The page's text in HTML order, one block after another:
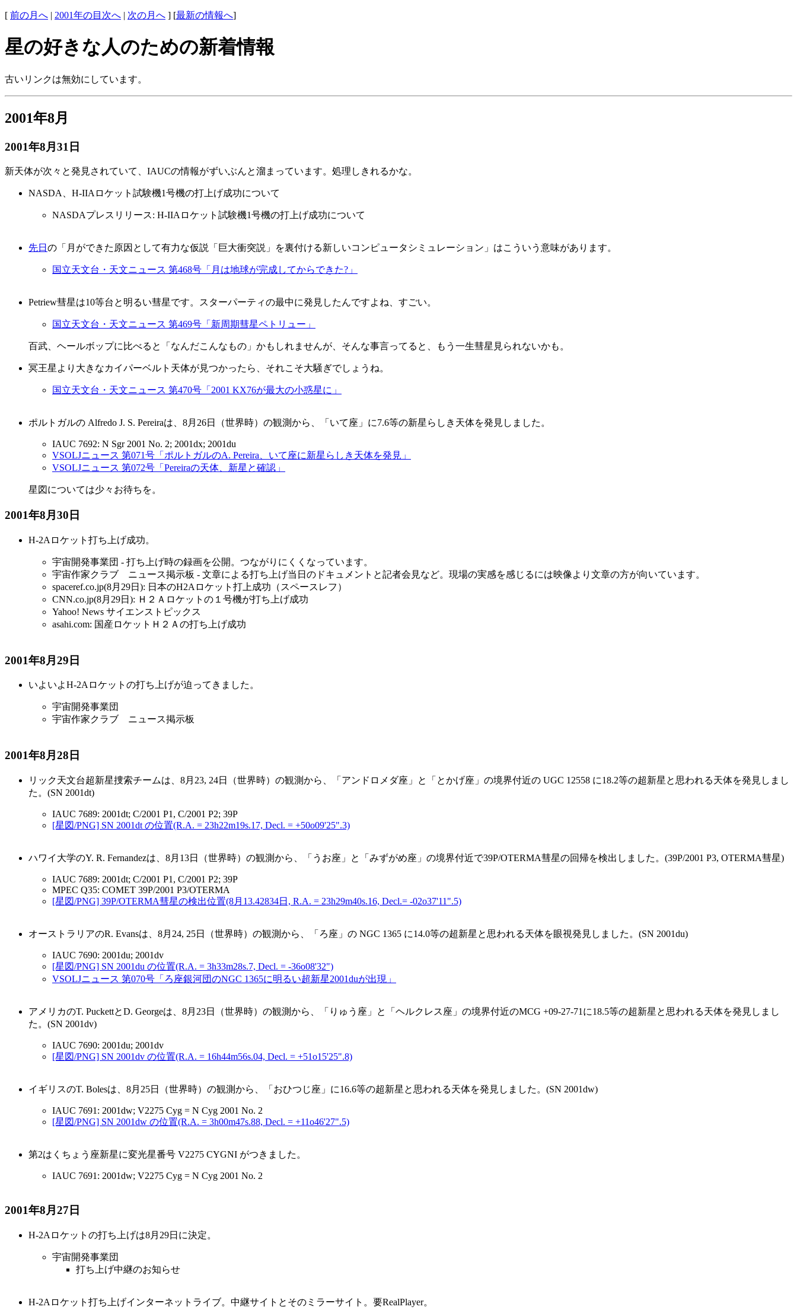
[ 前の月へ | 2001年の目次へ | 次の月へ ] [最新の情報へ]
星の好きな人のための新着情報
古いリンクは無効にしています。
2001年8月
2001年8月31日
新天体が次々と発見されていて、IAUCの情報がずいぶんと溜まっています。処理しきれるかな。
NASDA、H-IIAロケット試験機1号機の打上げ成功について
NASDAプレスリリース: H-IIAロケット試験機1号機の打上げ成功について
先日 の「月ができた原因として有力な仮説「巨大衝突説」を裏付ける新しいコンピュータシミュレーション」はこういう意味があります。
国立天文台・天文ニュース 第468号「月は地球が完成してからできた?」
Petriew彗星は10等台と明るい彗星です。スターパーティの最中に発見したんですよね、すごい。
国立天文台・天文ニュース 第469号「新周期彗星ペトリュー」
百武、ヘールボップに比べると「なんだこんなもの」かもしれませんが、そんな事言ってると、もう一生彗星見られないかも。
冥王星より大きなカイパーベルト天体が見つかったら、それこそ大騒ぎでしょうね。
国立天文台・天文ニュース 第470号「2001 KX76が最大の小惑星に」
ポルトガルの Alfredo J. S. Pereiraは、8月26日（世界時）の観測から、「いて座」に7.6等の新星らしき天体を発見しました。
IAUC 7692: N Sgr 2001 No. 2; 2001dx; 2001du
VSOLJニュース 第071号「ポルトガルのA. Pereira、いて座に新星らしき天体を発見」
VSOLJニュース 第072号「Pereiraの天体、新星と確認」
星図については少々お待ちを。
2001年8月30日
H-2Aロケット打ち上げ成功。
宇宙開発事業団 - 打ち上げ時の録画を公開。つながりにくくなっています。
宇宙作家クラブ ニュース掲示板 - 文章による打ち上げ当日のドキュメントと記者会見など。現場の実感を感じるには映像より文章の方が向いています。
spaceref.co.jp(8月29日): 日本のH2Aロケット打上成功（スペースレフ）
CNN.co.jp(8月29日): Ｈ２Ａロケットの１号機が打ち上げ成功
Yahoo! News サイエンストピックス
asahi.com: 国産ロケットＨ２Ａの打ち上げ成功
2001年8月29日
いよいよH-2Aロケットの打ち上げが迫ってきました。
宇宙開発事業団
宇宙作家クラブ ニュース掲示板
2001年8月28日
リック天文台超新星捜索チームは、8月23, 24日（世界時）の観測から、「アンドロメダ座」と「とかげ座」の境界付近の UGC 12558 に18.2等の超新星と思われる天体を発見しまし
た。(SN 2001dt)
IAUC 7689: 2001dt; C/2001 P1, C/2001 P2; 39P
[星図/PNG] SN 2001dt の位置(R.A. = 23h22m19s.17, Decl. = +50o09'25".3)
ハワイ大学のY. R. Fernandezは、8月13日（世界時）の観測から、「うお座」と「みずがめ座」の境界付近で39P/OTERMA彗星の回帰を検出しました。(39P/2001 P3, OTERMA彗星)
IAUC 7689: 2001dt; C/2001 P1, C/2001 P2; 39P
MPEC Q35: COMET 39P/2001 P3/OTERMA
[星図/PNG] 39P/OTERMA彗星の検出位置(8月13.42834日, R.A. = 23h29m40s.16, Decl.= -02o37'11".5)
オーストラリアのR. Evansは、8月24, 25日（世界時）の観測から、「ろ座」の NGC 1365 に14.0等の超新星と思われる天体を眼視発見しました。(SN 2001du)
IAUC 7690: 2001du; 2001dv
[星図/PNG] SN 2001du の位置(R.A. = 3h33m28s.7, Decl. = -36o08'32")
VSOLJニュース 第070号「ろ座銀河団のNGC 1365に明るい超新星2001duが出現」
アメリカのT. PuckettとD. Georgeは、8月23日（世界時）の観測から、「りゅう座」と「ヘルクレス座」の境界付近のMCG +09-27-71に18.5等の超新星と思われる天体を発見しまし
た。(SN 2001dv)
IAUC 7690: 2001du; 2001dv
[星図/PNG] SN 2001dv の位置(R.A. = 16h44m56s.04, Decl. = +51o15'25".8)
イギリスのT. Bolesは、8月25日（世界時）の観測から、「おひつじ座」に16.6等の超新星と思われる天体を発見しました。(SN 2001dw)
IAUC 7691: 2001dw; V2275 Cyg = N Cyg 2001 No. 2
[星図/PNG] SN 2001dw の位置(R.A. = 3h00m47s.88, Decl. = +11o46'27".5)
第2はくちょう座新星に変光星番号 V2275 CYGNI がつきました。
IAUC 7691: 2001dw; V2275 Cyg = N Cyg 2001 No. 2
2001年8月27日
H-2Aロケットの打ち上げは8月29日に決定。
宇宙開発事業団
打ち上げ中継のお知らせ
H-2Aロケット打ち上げインターネットライブ。中継サイトとそのミラーサイト。要RealPlayer。